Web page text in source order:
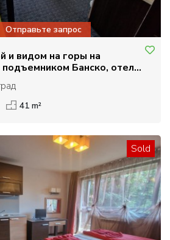
Отправьте запрос
и видом на горы на
Банско, отель
41 m²
Sold